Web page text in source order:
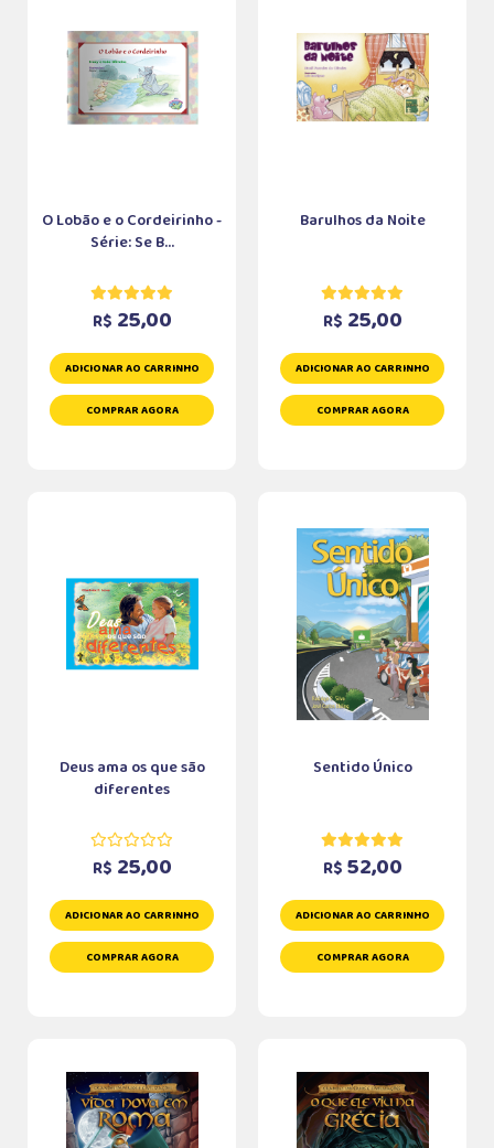
O Lobão e o Cordeirinho -
Série: Se B...
R$ 25,00
ADICIONAR AO CARRINHO
COMPRAR AGORA
Barulhos da Noite
R$ 25,00
ADICIONAR AO CARRINHO
COMPRAR AGORA
Deus ama os que são
diferentes
R$ 25,00
ADICIONAR AO CARRINHO
COMPRAR AGORA
Sentido Único
R$ 52,00
ADICIONAR AO CARRINHO
COMPRAR AGORA